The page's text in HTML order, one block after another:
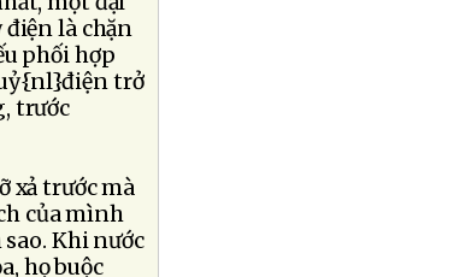
là chặn
phối hợp
trở
trước
xả trước mà
của mình
Khi nước
họ buộc